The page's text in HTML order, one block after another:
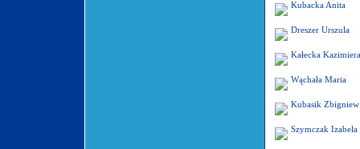
Kubacka Anita
Dreszer Urszula
Kałecka Kazimiera
Wąchała Maria
Kubasik
Szymczak